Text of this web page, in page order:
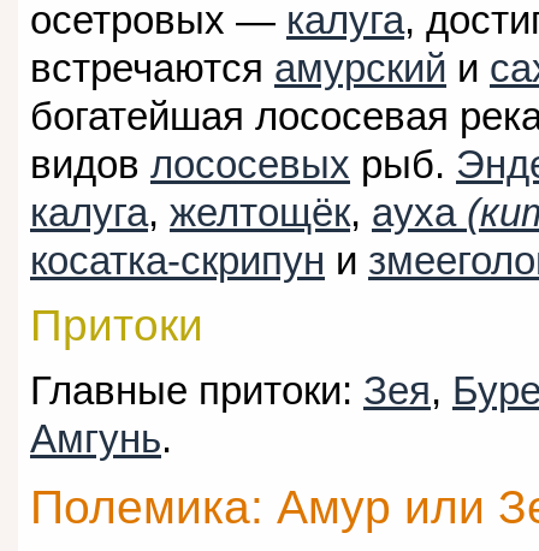
осетровых — калуга,
встречаются амурский и
богатейшая лососевая
видов лососевых рыб.
калуга, желтощёк, ауха
косатка-скрипун и
Притоки
Главные притоки: Зея,
Амгунь.
Полемика: Амур или